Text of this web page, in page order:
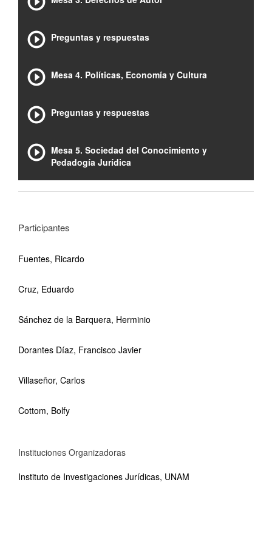
Preguntas y respuestas
Mesa 4. Políticas, Economía y Cultura
Preguntas y respuestas
Mesa 5. Sociedad del Conocimiento y
Pedadogía Jurídica
Participantes
Fuentes, Ricardo
Cruz, Eduardo
Sánchez de la Barquera, Herminio
Dorantes Díaz, Francisco Javier
Villaseñor, Carlos
Cottom, Bolfy
Instituciones Organizadoras
Instituto de Investigaciones Jurídicas, UNAM